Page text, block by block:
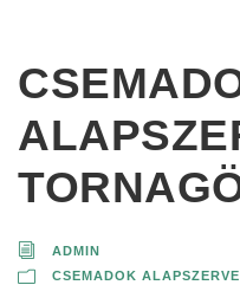
ADMIN
CSEMADOK